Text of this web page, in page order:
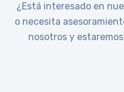
¿Está interesado en
o necesita
nosotros y